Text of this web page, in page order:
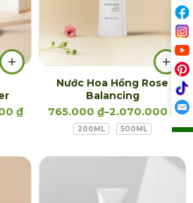
₫
Nước Hoa Hồng Rose
Balancing
765.000 ₫–2.070.000 ₫
200ML 500ML